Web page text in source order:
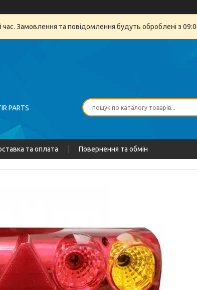
час. Замовлення та повідомлення будуть оброблені з
PARTS
та оплата Повернення та обмін